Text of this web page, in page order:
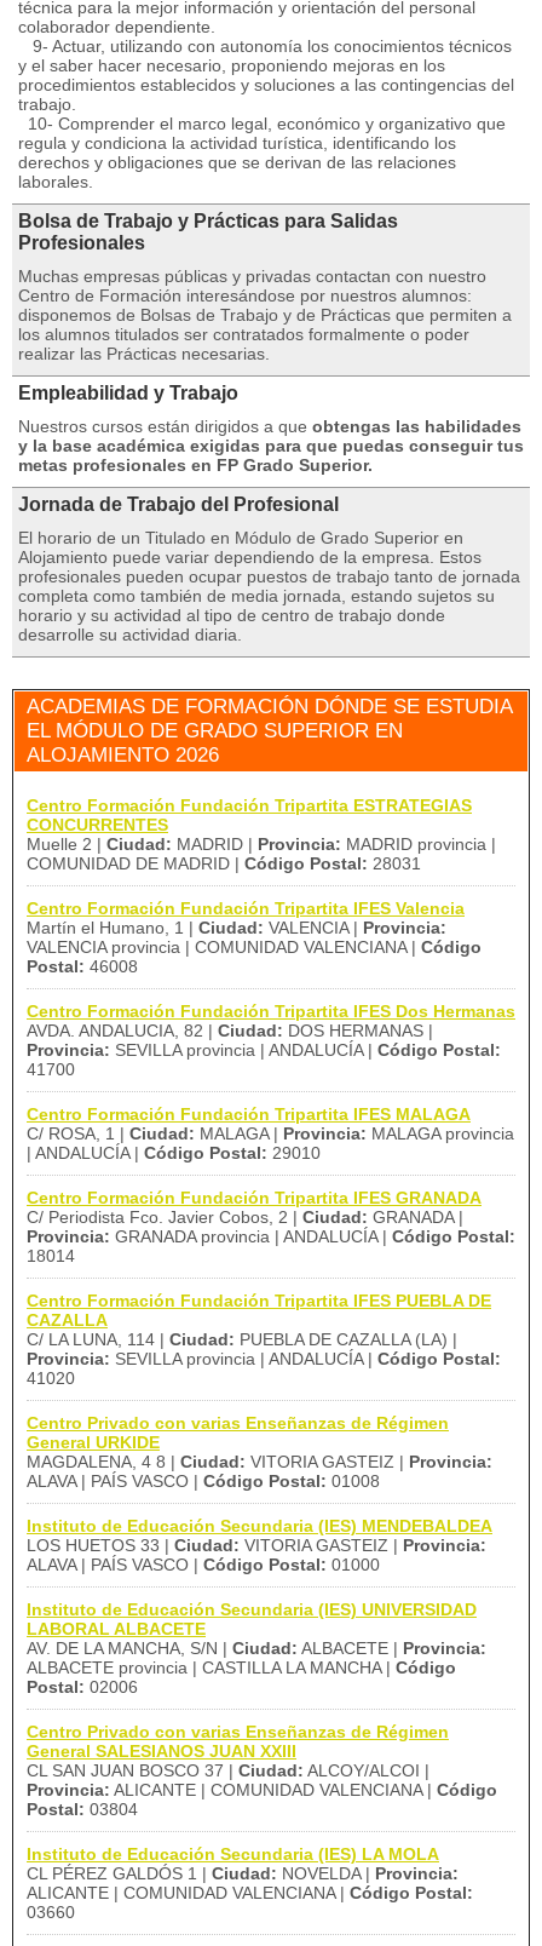
técnica para la mejor información y orientación del personal
colaborador dependiente.
9- Actuar, utilizando con autonomía los conocimientos técnicos
y el saber hacer necesario, proponiendo mejoras en los
procedimientos establecidos y soluciones a las contingencias del
trabajo.
10- Comprender el marco legal, económico y organizativo que
regula y condiciona la actividad turística, identificando los
derechos y obligaciones que se derivan de las relaciones
laborales.
Bolsa de Trabajo y Prácticas para Salidas
Profesionales
Muchas empresas públicas y privadas contactan con nuestro
Centro de Formación interesándose por nuestros alumnos:
disponemos de Bolsas de Trabajo y de Prácticas que permiten a
los alumnos titulados ser contratados formalmente o poder
realizar las Prácticas necesarias.
Empleabilidad y Trabajo
Nuestros cursos están dirigidos a que obtengas las habilidades
y la base académica exigidas para que puedas conseguir tus
metas profesionales en FP Grado Superior.
Jornada de Trabajo del Profesional
El horario de un Titulado en Módulo de Grado Superior en
Alojamiento puede variar dependiendo de la empresa. Estos
profesionales pueden ocupar puestos de trabajo tanto de jornada
completa como también de media jornada, estando sujetos su
horario y su actividad al tipo de centro de trabajo donde
desarrolle su actividad diaria.
ACADEMIAS DE FORMACIÓN DÓNDE SE ESTUDIA
EL MÓDULO DE GRADO SUPERIOR EN
ALOJAMIENTO 2026
Centro Formación Fundación Tripartita ESTRATEGIAS
CONCURRENTES
Muelle 2 | Ciudad: MADRID | Provincia: MADRID provincia |
COMUNIDAD DE MADRID | Código Postal: 28031
Centro Formación Fundación Tripartita IFES Valencia
Martín el Humano, 1 | Ciudad: VALENCIA | Provincia:
VALENCIA provincia | COMUNIDAD VALENCIANA | Código
Postal: 46008
Centro Formación Fundación Tripartita IFES Dos Hermanas
AVDA. ANDALUCIA, 82 | Ciudad: DOS HERMANAS |
Provincia: SEVILLA provincia | ANDALUCÍA | Código Postal:
41700
Centro Formación Fundación Tripartita IFES MALAGA
C/ ROSA, 1 | Ciudad: MALAGA | Provincia: MALAGA provincia
| ANDALUCÍA | Código Postal: 29010
Centro Formación Fundación Tripartita IFES GRANADA
C/ Periodista Fco. Javier Cobos, 2 | Ciudad: GRANADA |
Provincia: GRANADA provincia | ANDALUCÍA | Código Postal:
18014
Centro Formación Fundación Tripartita IFES PUEBLA DE
CAZALLA
C/ LA LUNA, 114 | Ciudad: PUEBLA DE CAZALLA (LA) |
Provincia: SEVILLA provincia | ANDALUCÍA | Código Postal:
41020
Centro Privado con varias Enseñanzas de Régimen
General URKIDE
MAGDALENA, 4 8 | Ciudad: VITORIA GASTEIZ | Provincia:
ALAVA | PAÍS VASCO | Código Postal: 01008
Instituto de Educación Secundaria (IES) MENDEBALDEA
LOS HUETOS 33 | Ciudad: VITORIA GASTEIZ | Provincia:
ALAVA | PAÍS VASCO | Código Postal: 01000
Instituto de Educación Secundaria (IES) UNIVERSIDAD
LABORAL ALBACETE
AV. DE LA MANCHA, S/N | Ciudad: ALBACETE | Provincia:
ALBACETE provincia | CASTILLA LA MANCHA | Código
Postal: 02006
Centro Privado con varias Enseñanzas de Régimen
General SALESIANOS JUAN XXIII
CL SAN JUAN BOSCO 37 | Ciudad: ALCOY/ALCOI |
Provincia: ALICANTE | COMUNIDAD VALENCIANA | Código
Postal: 03804
Instituto de Educación Secundaria (IES) LA MOLA
CL PÉREZ GALDÓS 1 | Ciudad: NOVELDA | Provincia:
ALICANTE | COMUNIDAD VALENCIANA | Código Postal:
03660